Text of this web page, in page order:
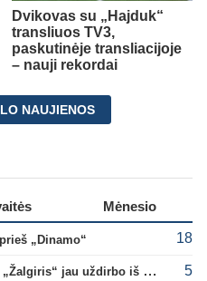
Dvikovas su „Hajduk“
transliuos TV3,
paskutinėje transliacijoje
– nauji rekordai
NAUJIENOS
Mėnesio
„Dinamo“ 18
A. Tapinas atskleidė, kiek tiksliai „Žalgiris“ jau uždirbo iš UEFA premijų 5